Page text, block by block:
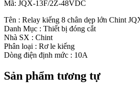
Mã: JQX-13F/2Z-48VDC
Tên : Relay kiếng 8 chân dẹp lớn Chint
Danh Mục : Thiết bị đóng cắt
Nhà SX : Chint
Phân loại : Rơ le kiếng
Dòng điện định mức : 10A
Sản phẩm tương tự